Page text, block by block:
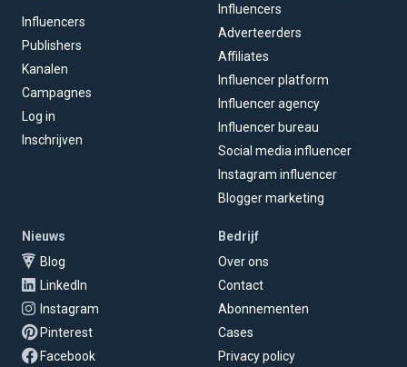
Influencers
Publishers
Kanalen
Campagnes
Log in
Inschrijven
Influencers
Adverteerders
Affiliates
Influencer platform
Influencer agency
Influencer bureau
Social media influencer
Instagram influencer
Blogger marketing
Nieuws
Blog
LinkedIn
Instagram
Pinterest
Facebook
Bedrijf
Over ons
Contact
Abonnementen
Cases
Privacy policy